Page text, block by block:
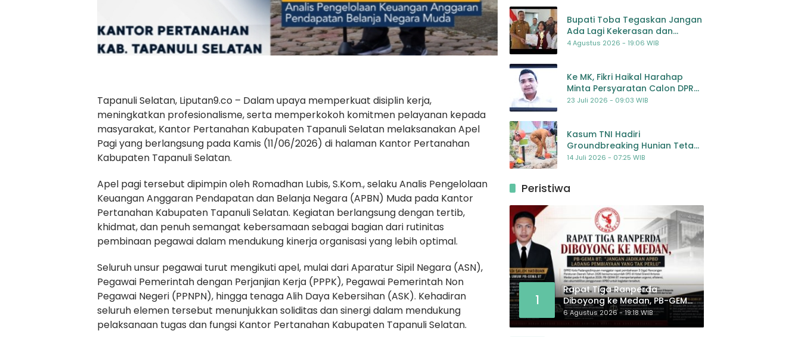
Tapanuli Selatan, Liputan9.co – Dalam upaya memperkuat disiplin kerja,
meningkatkan profesionalisme, serta memperkokoh komitmen pelayanan kepada
masyarakat, Kantor Pertanahan Kabupaten Tapanuli Selatan melaksanakan Apel
Pagi yang berlangsung pada Kamis (11/06/2026) di halaman Kantor Pertanahan
Kabupaten Tapanuli Selatan.
Apel pagi tersebut dipimpin oleh Romadhan Lubis, S.Kom., selaku Analis Pengelolaan
Keuangan Anggaran Pendapatan dan Belanja Negara (APBN) Muda pada Kantor
Pertanahan Kabupaten Tapanuli Selatan. Kegiatan berlangsung dengan tertib,
khidmat, dan penuh semangat kebersamaan sebagai bagian dari rutinitas
pembinaan pegawai dalam mendukung kinerja organisasi yang lebih optimal.
Seluruh unsur pegawai turut mengikuti apel, mulai dari Aparatur Sipil Negara (ASN),
Pegawai Pemerintah dengan Perjanjian Kerja (PPPK), Pegawai Pemerintah Non
Pegawai Negeri (PPNPN), hingga tenaga Alih Daya Kebersihan (ASK). Kehadiran
seluruh elemen tersebut menunjukkan soliditas dan sinergi dalam mendukung
pelaksanaan tugas dan fungsi Kantor Pertanahan Kabupaten Tapanuli Selatan.
Bupati Toba Tegaskan Jangan
Ada Lagi Kekerasan dan
Bullying Terhadap Anak,
4 Agustus 2026 - 19:06 WIB
Ke MK, Fikri Haikal Harahap
Minta Persyaratan Calon DPR
Dilengkapi Penilaian
23 Juli 2026 - 09:03 WIB
Kasum TNI Hadiri
Groundbreaking Hunian Tetap
Pascabencana di
14 Juli 2026 - 07:25 WIB
Peristiwa
1
Rapat Tiga Ranperda
Diboyong ke Medan, PB-GEMA
BT: Jangan Jadikan APBD
Ladang Pembiayaan yang
6 Agustus 2026 - 19:18 WIB